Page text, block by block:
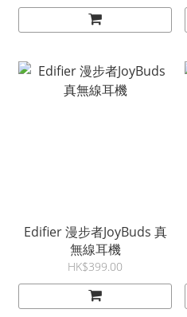
Edifier 漫步者JoyBuds 真
無線耳機
HK$399.00